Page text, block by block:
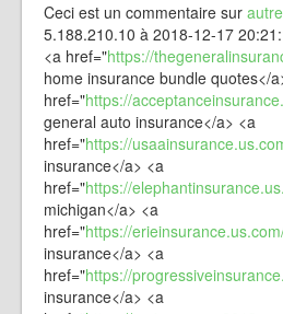
Ceci est un commentaire sur autre
5.188.210.10 à 2018-12-17
<a href="https://
home insurance bundle quotes</
href="https://
general auto insurance</a> <a
href="https://
insurance</a> <a
href="https://
michigan</a> <a
href="https://
insurance</a> <a
href="https://
insurance</a> <a